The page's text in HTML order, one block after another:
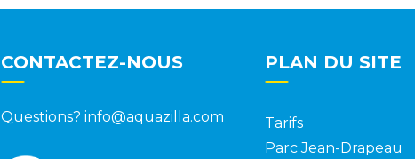
CONTACTEZ-NOUS
Questions? info@aquazilla.com
PLAN DU SITE
Tarifs
Parc Jean-Drapeau